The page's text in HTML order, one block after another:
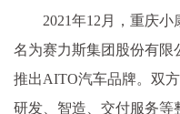
2021年12月，重庆
名为赛力斯集团股份有限
推出AITO汽车品牌。双
研发、智造、交付服务等